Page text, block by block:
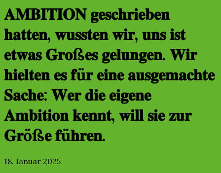
𝐀𝐌𝐁𝐈𝐓𝐈𝐎𝐍 𝐠𝐞𝐬𝐜𝐡𝐫𝐢𝐞𝐛𝐞𝐧
𝐡𝐚𝐭𝐭𝐞𝐧, 𝐰𝐮𝐬𝐬𝐭𝐞𝐧 𝐰𝐢𝐫, 𝐮𝐧𝐬 𝐢𝐬𝐭
𝐞𝐭𝐰𝐚𝐬 𝐆𝐫𝐨ß𝐞𝐬 𝐠𝐞𝐥𝐮𝐧𝐠𝐞𝐧. 𝐖𝐢𝐫
𝐡𝐢𝐞𝐥𝐭𝐞𝐧 𝐞𝐬 𝐟ü𝐫 𝐞𝐢𝐧𝐞 𝐚𝐮𝐬𝐠𝐞𝐦𝐚𝐜𝐡𝐭𝐞
𝐒𝐚𝐜𝐡𝐞: 𝐖𝐞𝐫 𝐝𝐢𝐞 𝐞𝐢𝐠𝐞𝐧𝐞
𝐀𝐦𝐛𝐢𝐭𝐢𝐨𝐧 𝐤𝐞𝐧𝐧𝐭, 𝐰𝐢𝐥𝐥 𝐬𝐢𝐞 𝐳𝐮𝐫
𝐆𝐫öß𝐞 𝐟ü𝐡𝐫𝐞𝐧.
18. Januar 2025